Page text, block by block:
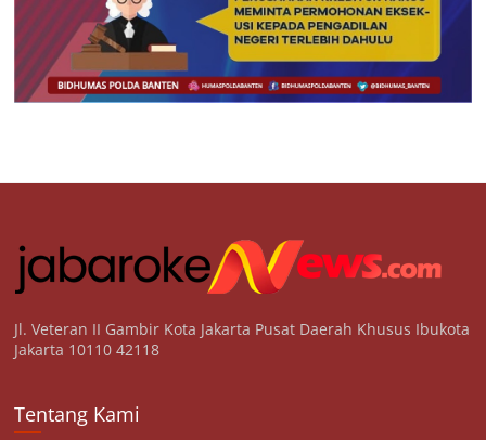
Jl. Veteran II Gambir Kota Jakarta Pusat Daerah Khusus Ibukota
Jakarta 10110 42118
Tentang Kami